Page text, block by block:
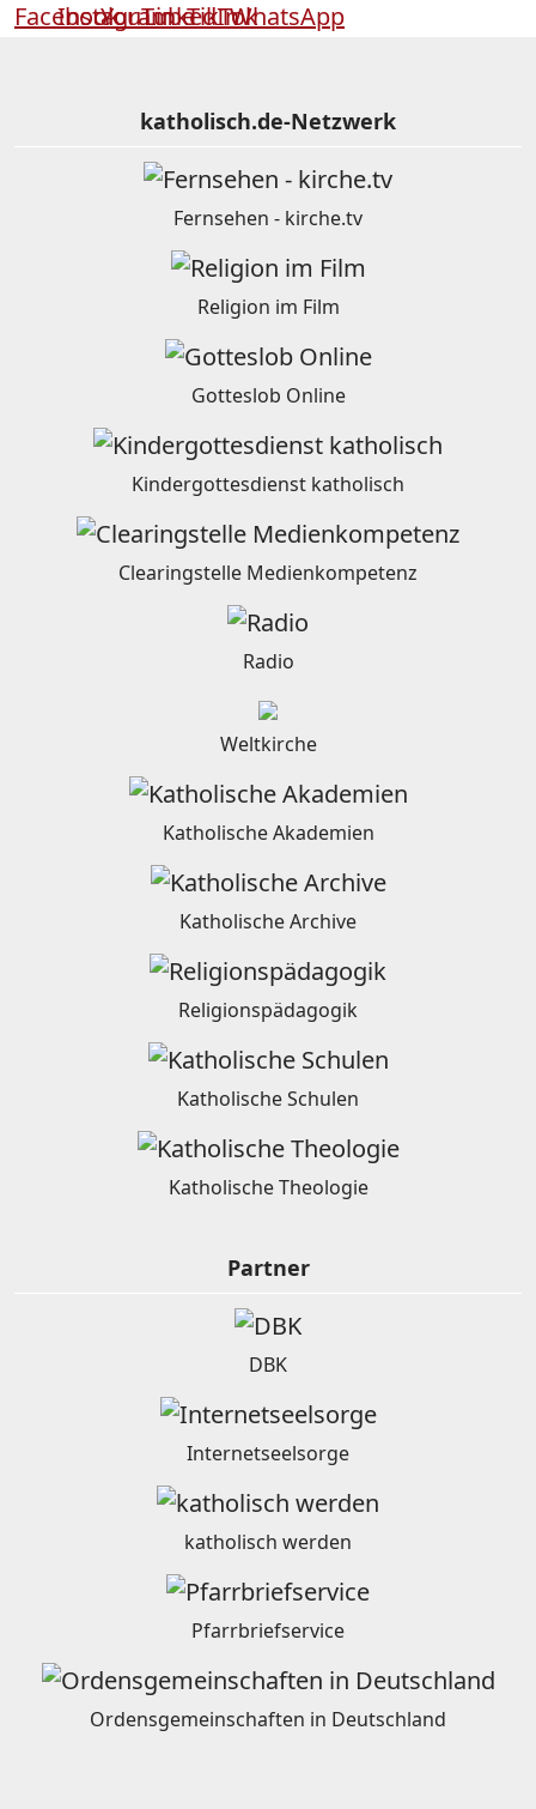
katholisch.de-Netzwerk
Fernsehen - kirche.tv
Religion im Film
Gotteslob Online
Kindergottesdienst katholisch
Clearingstelle Medienkompetenz
Radio
Weltkirche
Katholische Akademien
Katholische Archive
Religionspädagogik
Katholische Schulen
Katholische Theologie
Partner
DBK
Internetseelsorge
katholisch werden
Pfarrbriefservice
Ordensgemeinschaften in Deutschland